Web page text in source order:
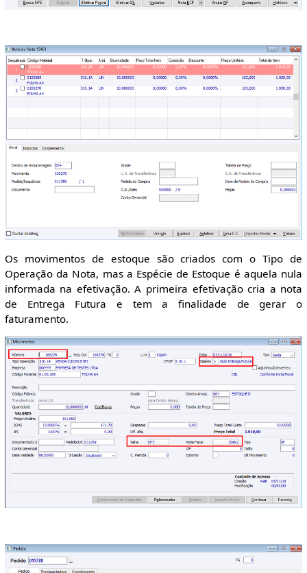
Os movimentos de estoque são criados com o Tipo de
Operação da Nota, mas a Espécie de Estoque é aquela nula
informada na efetivação. A primeira efetivação cria a nota
de Entrega Futura e tem a finalidade de gerar o
faturamento.